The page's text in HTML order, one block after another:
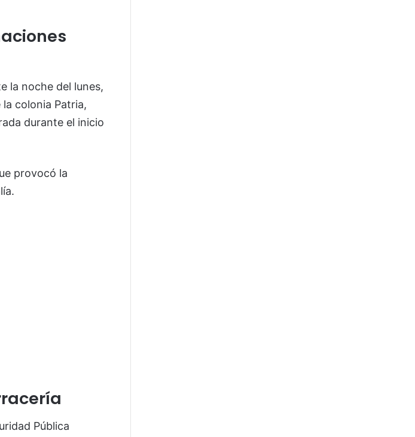
la noche del lunes,
colonia Patria,
durante el inicio
provocó la
Pública